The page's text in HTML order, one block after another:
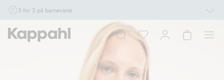
3 for 2 på barnevarer
Ikke Newbie. Gjelder når du handler 2 eller flere varer som inngår i tilbudet tom.
17/8 i butikk & online for deg som er eller blir medlem. Kan ikke kombineres med
andre tilbud eller rabatter.
Handle nå